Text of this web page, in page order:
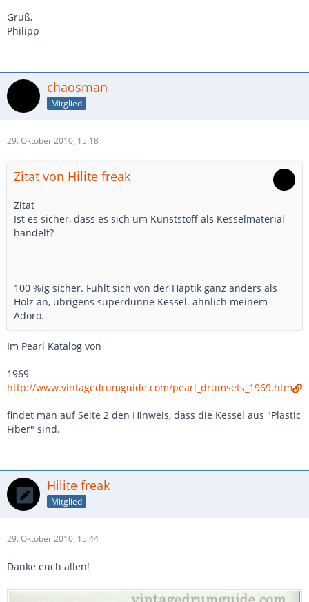
Gruß,
Philipp
chaosman
Mitglied
29. Oktober 2010, 15:18
Zitat von Hilite freak
Zitat
Ist es sicher, dass es sich um Kunststoff als Kesselmaterial
handelt?
100 %ig sicher. Fühlt sich von der Haptik ganz anders als
Holz an, übrigens superdünne Kessel. ähnlich meinem
Adoro.
Im Pearl Katalog von
1969
http://www.vintagedrumguide.com/pearl_drumsets_1969.htm
findet man auf Seite 2 den Hinweis, dass die Kessel aus "Plastic
Fiber" sind.
Hilite freak
Mitglied
29. Oktober 2010, 15:44
Danke euch allen!